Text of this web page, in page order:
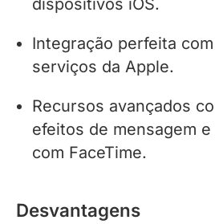
dispositivos iOS.
Integração perfeita
serviços da Apple.
Recursos avançados
efeitos de mensagem
com FaceTime.
Desvantagens